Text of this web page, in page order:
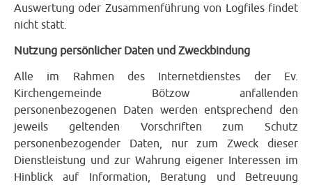
Auswertung oder Zusammenführung von Logfiles findet
nicht statt.
Nutzung persönlicher Daten und Zweckbindung
Alle im Rahmen des Internetdienstes der Ev.
Kirchengemeinde Bötzow anfallenden
personenbezogenen Daten werden entsprechend den
jeweils geltenden Vorschriften zum Schutz
personenbezogender Daten, nur zum Zweck dieser
Dienstleistung und zur Wahrung eigener Interessen im
Hinblick auf Information, Beratung und Betreuung